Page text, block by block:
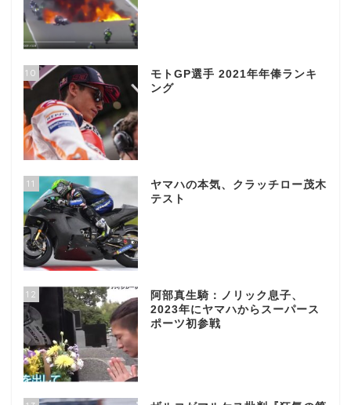
10
モトGP選手 2021年年俸ランキ
ング
11
ヤマハの本気、クラッチロー茂木
テスト
12
阿部真生騎：ノリック息子、
2023年にヤマハからスーパース
ポーツ初参戦